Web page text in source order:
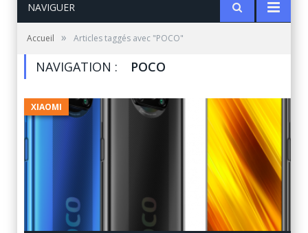
NAVIGUER
Accueil » Articles taggés avec "POCO"
NAVIGATION : POCO
XIAOMI